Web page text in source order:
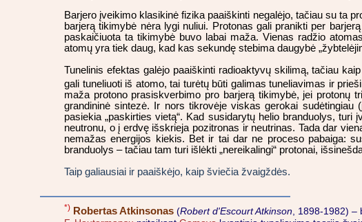
Barjero įveikimo klasikinė fizika paaiškinti negalėjo, tačiau su ta
barjerą tikimybė nėra lygi nuliui. Protonas gali pranikti per
paskaičiuota ta tikimybė buvo labai maža. Vienas radžio
atomų yra tiek daug, kad kas sekundę stebima daugybė
Tunelinis efektas galėjo paaiškinti radioaktyvų skilimą, tačiau
gali tuneliuoti iš atomo, tai turėtų būti galimas tuneliavimas ir
maža protono prasiskverbimo pro barjerą tikimybė, jei protonų
grandininė sintezė. Ir nors tikrovėje viskas gerokai sudėtingiau
pasiekia „paskirties vietą“. Kad susidarytų helio branduolys,
neutronu, o į erdvę išskrieja pozitronas ir neutrinas. Tada dar
nemažas energijos kiekis. Bet ir tai dar ne proceso pabaiga:
branduolys – tačiau tam turi išlėkti „nereikalingi“ protonai,
Taip galiausiai ir paaiškėjo, kaip šviečia žvaigždės.
*) Robertas Atkinsonas (Robert d'Escourt Atkinson , 1898-1982)